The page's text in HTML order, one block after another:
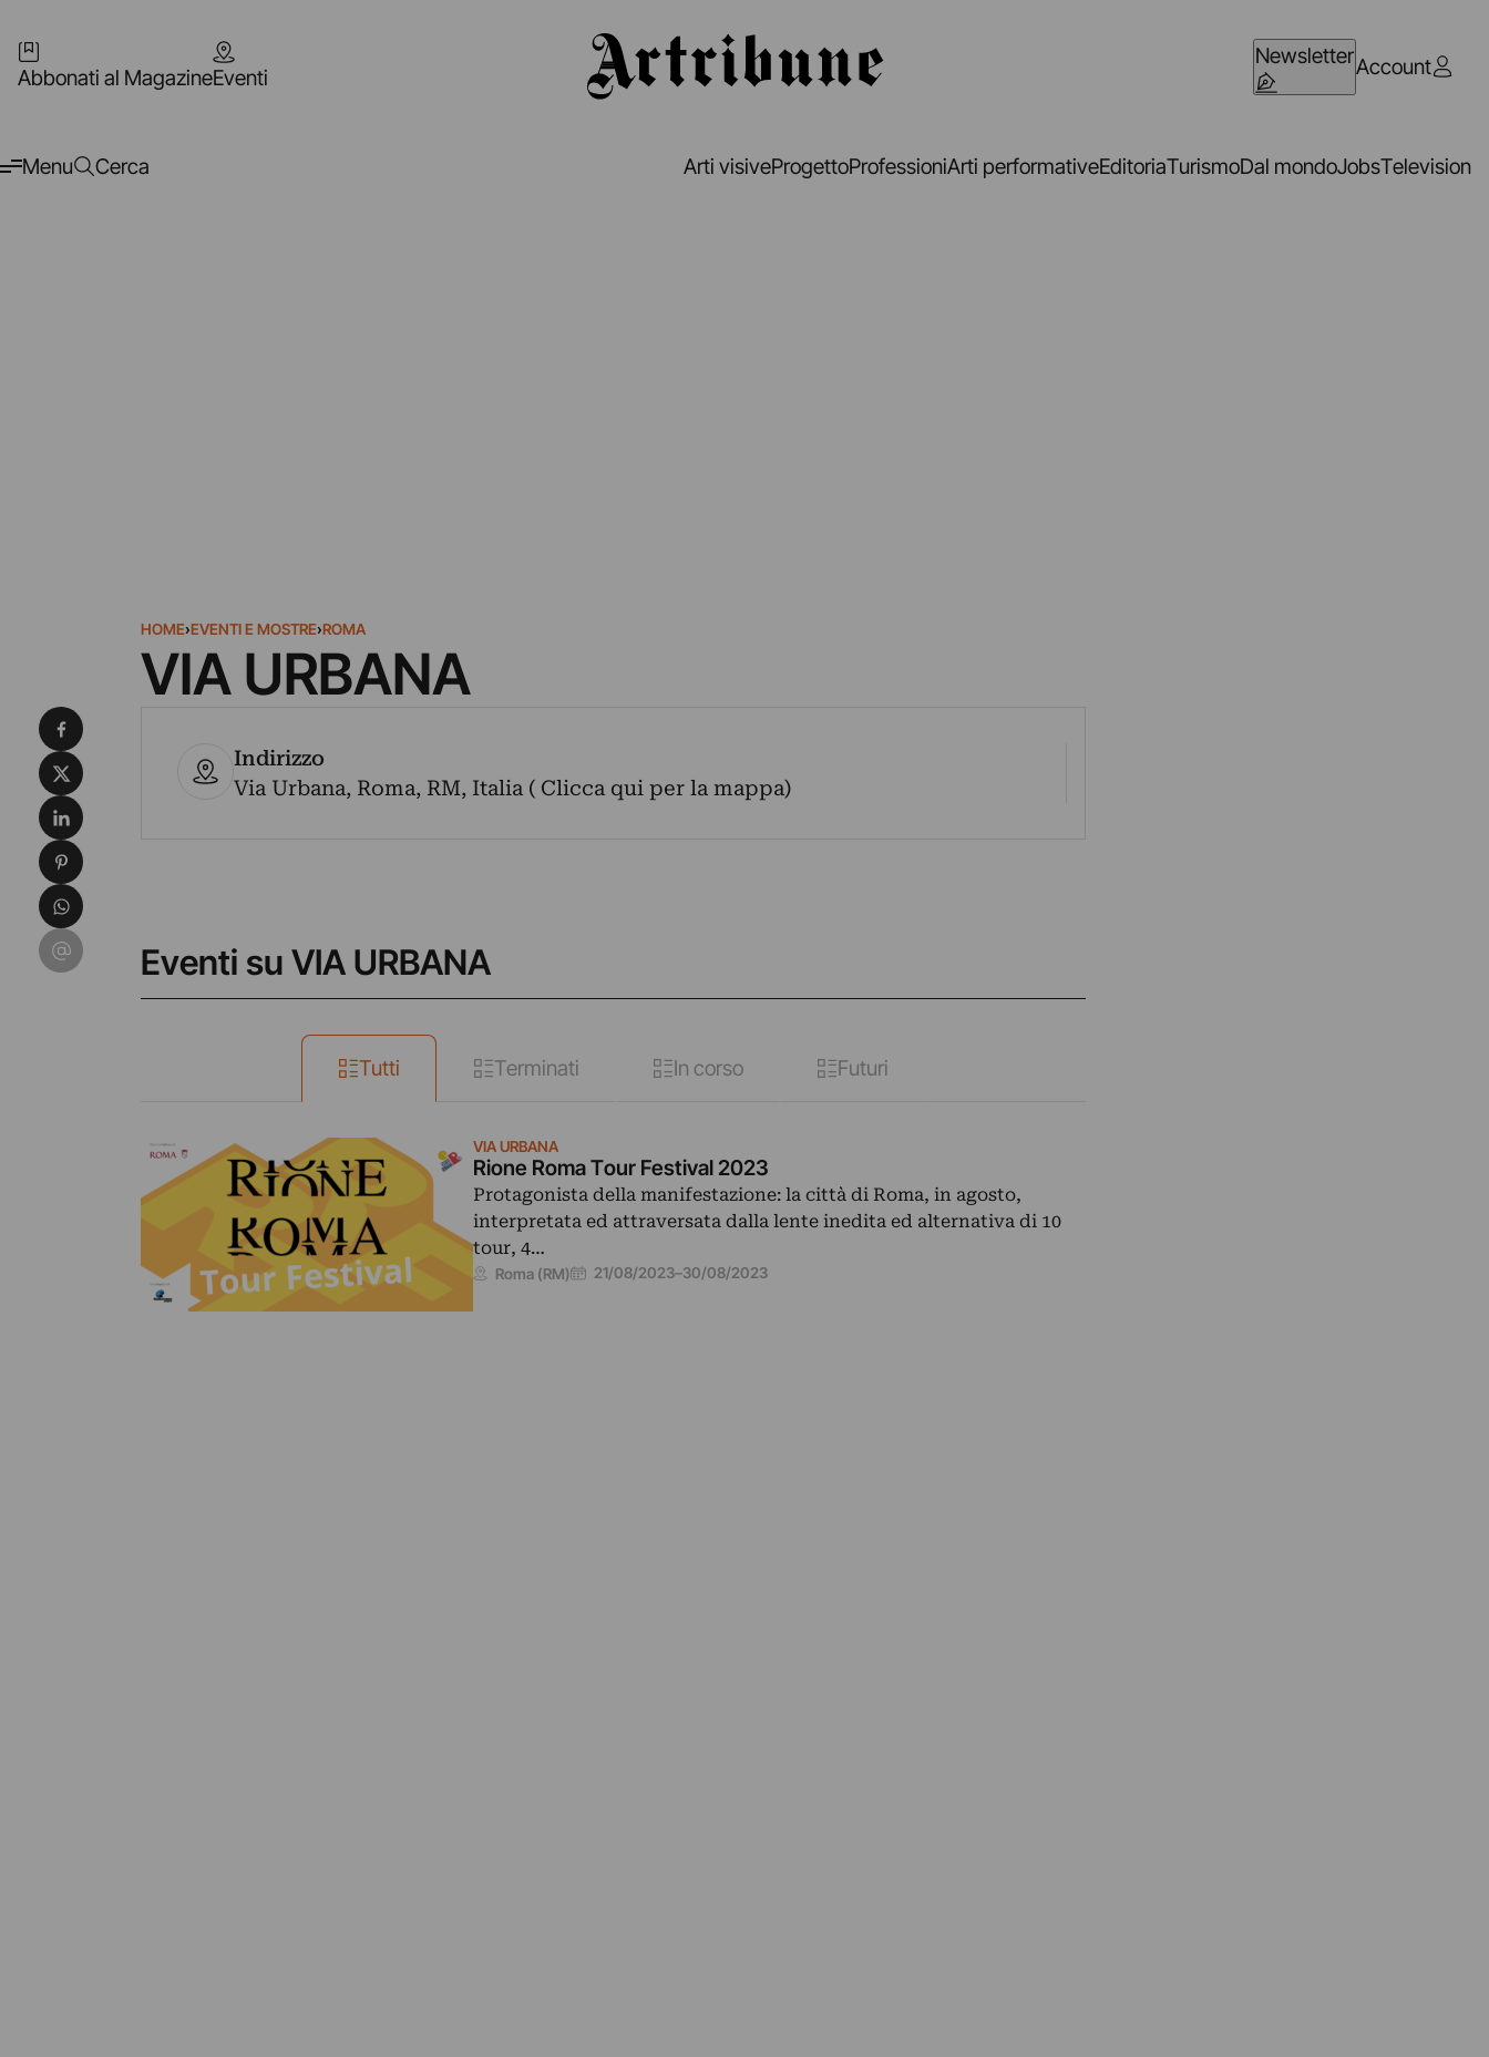
Abbonati al MagazineEventi
NewsletterAccount
Menu Cerca Arti visiveProgettoProfessioniArti performativeEditoriaTurismoDal mondoJobsTelevision
HOME›EVENTI E MOSTRE›ROMA
VIA URBANA
Indirizzo
Via Urbana, Roma, RM, Italia ( Clicca qui per la mappa)
Eventi su VIA URBANA
Tutti Terminati In corso Futuri
VIA URBANA
Rione Roma Tour Festival 2023
Protagonista della manifestazione: la città di Roma, in agosto,
interpretata ed attraversata dalla lente inedita ed alternativa di 10
tour, 4…
Roma (RM) 21/08/2023–30/08/2023
Condividi su Facebook
Condividi su X
Condividi su LinkedIn
Condividi su Pinterest
Condividi su WhatsApp
Condividi su Email